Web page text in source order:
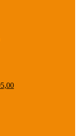
Aktueller